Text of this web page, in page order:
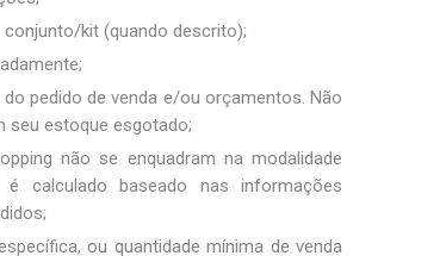
kit (quando descrito);
pedido de venda e/ou orçamentos. Não
seu estoque esgotado;
não se enquadram na modalidade
calculado baseado nas informações
ou quantidade mínima de venda